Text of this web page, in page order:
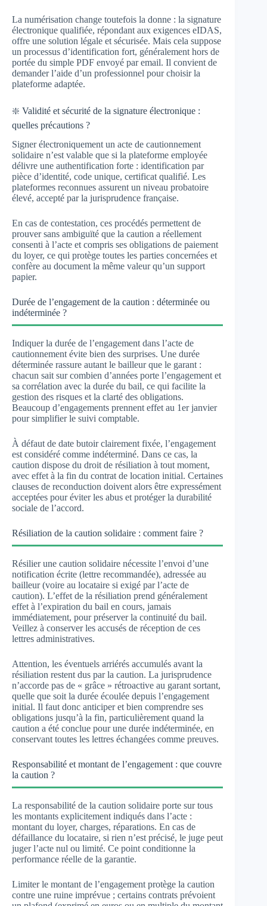
La numérisation change toutefois la donne : la signature
électronique qualifiée, répondant aux exigences eIDAS,
offre une solution légale et sécurisée. Mais cela suppose
un processus d’identification fort, généralement hors de
portée du simple PDF envoyé par email. Il convient de
demander l’aide d’un professionnel pour choisir la
plateforme adaptée.
❇️ Validité et sécurité de la signature électronique :
quelles précautions ?
Signer électroniquement un acte de cautionnement
solidaire n’est valable que si la plateforme employée
délivre une authentification forte : identification par
pièce d’identité, code unique, certificat qualifié. Les
plateformes reconnues assurent un niveau probatoire
élevé, accepté par la jurisprudence française.
En cas de contestation, ces procédés permettent de
prouver sans ambiguïté que la caution a réellement
consenti à l’acte et compris ses obligations de paiement
du loyer, ce qui protège toutes les parties concernées et
confère au document la même valeur qu’un support
papier.
Durée de l’engagement de la caution : déterminée ou
indéterminée ?
Indiquer la durée de l’engagement dans l’acte de
cautionnement évite bien des surprises. Une durée
déterminée rassure autant le bailleur que le garant :
chacun sait sur combien d’années porte l’engagement et
sa corrélation avec la durée du bail, ce qui facilite la
gestion des risques et la clarté des obligations.
Beaucoup d’engagements prennent effet au 1er janvier
pour simplifier le suivi comptable.
À défaut de date butoir clairement fixée, l’engagement
est considéré comme indéterminé. Dans ce cas, la
caution dispose du droit de résiliation à tout moment,
avec effet à la fin du contrat de location initial. Certaines
clauses de reconduction doivent alors être expressément
acceptées pour éviter les abus et protéger la durabilité
sociale de l’accord.
Résiliation de la caution solidaire : comment faire ?
Résilier une caution solidaire nécessite l’envoi d’une
notification écrite (lettre recommandée), adressée au
bailleur (voire au locataire si exigé par l’acte de
caution). L’effet de la résiliation prend généralement
effet à l’expiration du bail en cours, jamais
immédiatement, pour préserver la continuité du bail.
Veillez à conserver les accusés de réception de ces
lettres administratives.
Attention, les éventuels arriérés accumulés avant la
résiliation restent dus par la caution. La jurisprudence
n’accorde pas de « grâce » rétroactive au garant sortant,
quelle que soit la durée écoulée depuis l’engagement
initial. Il faut donc anticiper et bien comprendre ses
obligations jusqu’à la fin, particulièrement quand la
caution a été conclue pour une durée indéterminée, en
conservant toutes les lettres échangées comme preuves.
Responsabilité et montant de l’engagement : que couvre
la caution ?
La responsabilité de la caution solidaire porte sur tous
les montants explicitement indiqués dans l’acte :
montant du loyer, charges, réparations. En cas de
défaillance du locataire, si rien n’est précisé, le juge peut
juger l’acte nul ou limité. Ce point conditionne la
performance réelle de la garantie.
Limiter le montant de l’engagement protège la caution
contre une ruine imprévue ; certains contrats prévoient